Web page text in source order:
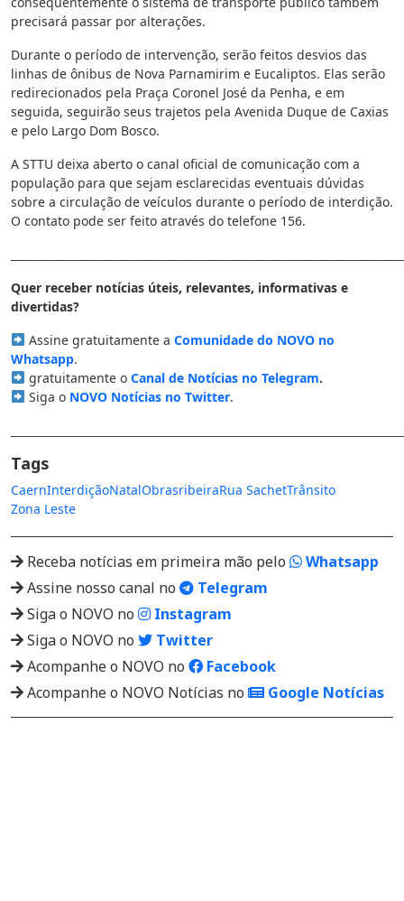
precisará passar por alterações.
Durante o período de intervenção, serão feitos desvios das
linhas de ônibus de Nova Parnamirim e Eucaliptos. Elas serão
redirecionados pela Praça Coronel José da Penha, e em
seguida, seguirão seus trajetos pela Avenida Duque de Caxias
e pelo Largo Dom Bosco.
A STTU deixa aberto o canal oficial de comunicação com a
população para que sejam esclarecidas eventuais dúvidas
sobre a circulação de veículos durante o período de interdição.
O contato pode ser feito através do telefone 156.
Quer receber notícias úteis, relevantes, informativas e
divertidas?
Assine gratuitamente a Comunidade do NOVO no
Whatsapp.
gratuitamente o Canal de Notícias no Telegram.
Siga o NOVO Notícias no Twitter.
Tags
CaernInterdiçãoNatalObrasribeiraRua SachetTrânsito
Zona Leste
Receba notícias em primeira mão pelo
Whatsapp
Assine nosso canal no
Telegram
Siga o NOVO no
Instagram
Siga o NOVO no
Twitter
Acompanhe o NOVO no
Facebook
Acompanhe o NOVO Notícias no
Google Notícias